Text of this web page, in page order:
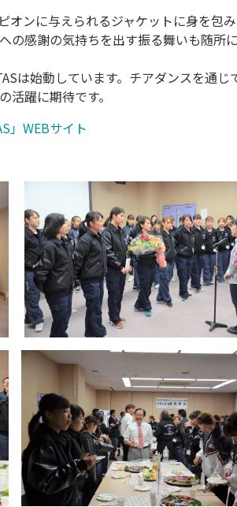
オンに与えられるジャケットに身を包
の感謝の気持ちを出す振る舞いも随所
は始動しています。チアダンスを通じ
活躍に期待です。
」WEBサイト